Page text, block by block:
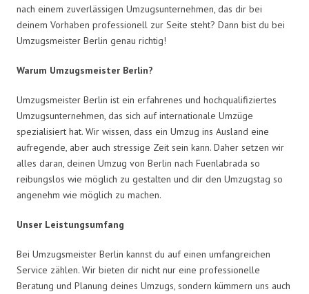
nach einem zuverlässigen Umzugsunternehmen, das dir bei
deinem Vorhaben professionell zur Seite steht? Dann bist du bei
Umzugsmeister Berlin genau richtig!
Warum Umzugsmeister Berlin?
Umzugsmeister Berlin ist ein erfahrenes und hochqualifiziertes
Umzugsunternehmen, das sich auf internationale Umzüge
spezialisiert hat. Wir wissen, dass ein Umzug ins Ausland eine
aufregende, aber auch stressige Zeit sein kann. Daher setzen wir
alles daran, deinen Umzug von Berlin nach Fuenlabrada so
reibungslos wie möglich zu gestalten und dir den Umzugstag so
angenehm wie möglich zu machen.
Unser Leistungsumfang
Bei Umzugsmeister Berlin kannst du auf einen umfangreichen
Service zählen. Wir bieten dir nicht nur eine professionelle
Beratung und Planung deines Umzugs, sondern kümmern uns auch